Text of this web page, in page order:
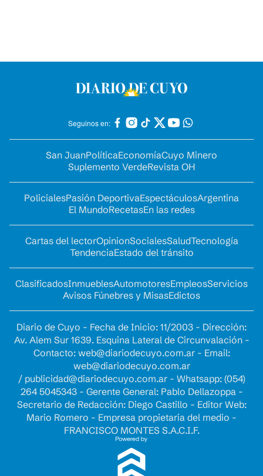
Seguinos en:
San JuanPolíticaEconomíaCuyo Minero
Suplemento VerdeRevista OH
PolicialesPasión DeportivaEspectáculosArgentina
El MundoRecetasEn las redes
Cartas del lectorOpinionSocialesSaludTecnología
TendenciaEstado del tránsito
ClasificadosInmueblesAutomotoresEmpleosServicios
Avisos Fúnebres y MisasEdictos
Diario de Cuyo - Fecha de Inicio: 11/2003 - Dirección:
Av. Alem Sur 1639. Esquina Lateral de Circunvalación -
Contacto: web@diariodecuyo.com.ar- Email:
web@diariodecuyo.com.ar
/ publicidad@diariodecuyo.com.ar- Whatsapp: (054)
264 5045343 - Gerente General: Pablo Dellazoppa -
Secretario de Redacción: Diego Castillo - Editor Web:
Mario Romero - Empresa propietaria del medio -
FRANCISCO MONTES S.A.C.I.F.